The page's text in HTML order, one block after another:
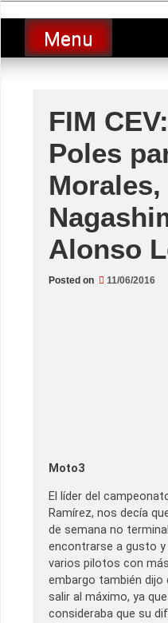
to
contentLucio
Menu
FIM CEV:
Poles
Morales,
Alonso
Posted on 11/06/2016
Moto3
El líder del
Ramírez, nos decía
de semana no
encontrarse a gusto y
varios pilotos con
embargo también dijo
salir al máximo, ya
consideraba que su